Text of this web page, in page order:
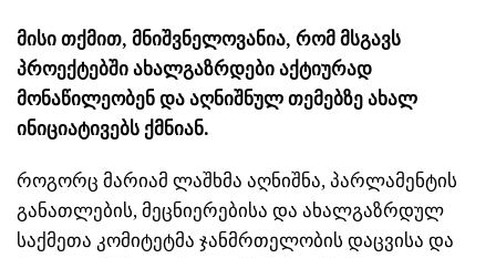
მისი თქმით, მნიშვნელოვანია, რომ მსგავს
პროექტებში ახალგაზრდები აქტიურად
მონაწილეობენ და აღნიშნულ თემებზე ახალ
ინიციატივებს ქმნიან.
როგორც მარიამ ლაშხმა აღნიშნა, პარლამენტის
განათლების, მეცნიერებისა და ახალგაზრდულ
საქმეთა კომიტეტმა ჯანმრთელობის დაცვისა და